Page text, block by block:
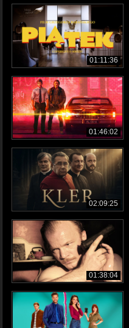
01:11:36
01:46:02
02:09:25
01:38:04